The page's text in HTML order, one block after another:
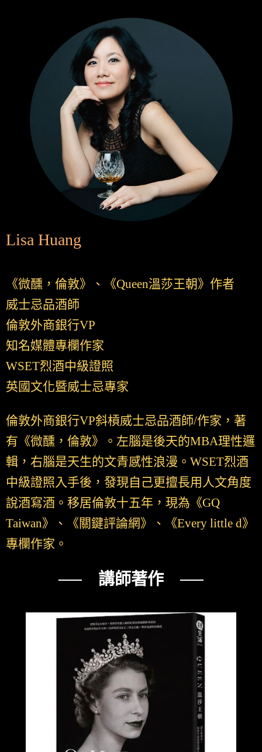
Lisa Huang
《微醺，倫敦》、《Queen溫莎王朝》作者
威士忌品酒師
倫敦外商銀行VP
知名媒體專欄作家
WSET烈酒中級證照
英國文化暨威士忌專家
倫敦外商銀行VP斜槓威士忌品酒師/作家，著
有《微醺，倫敦》。左腦是後天的MBA理性邏
輯，右腦是天生的文青感性浪漫。WSET烈酒
中級證照入手後，發現自己更擅長用人文角度
說酒寫酒。移居倫敦十五年，現為《GQ
Taiwan》、《關鍵評論網》、《Every little d》
專欄作家。
── 講師著作 ──